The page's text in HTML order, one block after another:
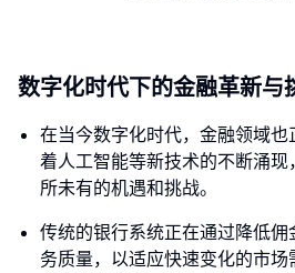
数字化时代下的金融革新与
在当今数字化时代，金融领域
着人工智能等新技术的不断涌
所未有的机遇和挑战。
传统的银行系统正在通过降低
务质量，以适应快速变化的市